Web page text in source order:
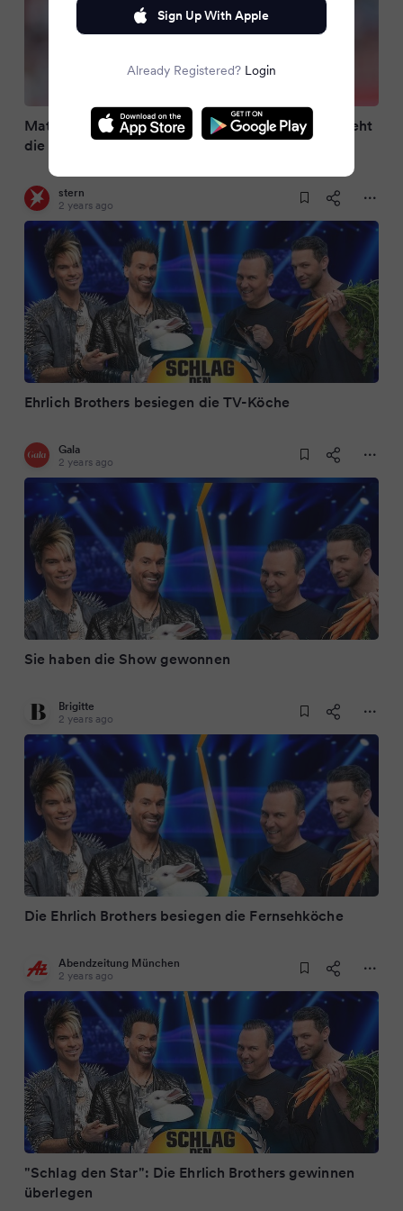
Matthias Opdenhövel: Nach „Schlag den Star“ geht
die Nachricht um
stern
2 years ago
Ehrlich Brothers besiegen die TV-Köche
Gala
2 years ago
Sie haben die Show gewonnen
Brigitte
2 years ago
Die Ehrlich Brothers besiegen die Fernsehköche
Abendzeitung München
2 years ago
"Schlag den Star": Die Ehrlich Brothers gewinnen
überlegen
Sign Up With Apple
Already Registered? Login